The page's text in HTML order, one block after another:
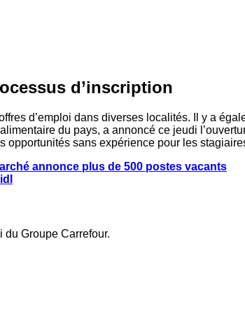
d’inscription
d’emploi dans diverses localités. Il y a
du pays, a annoncé ce jeudi
opportunités sans expérience pour les
annonce plus de 500 postes vacants
du Groupe Carrefour.